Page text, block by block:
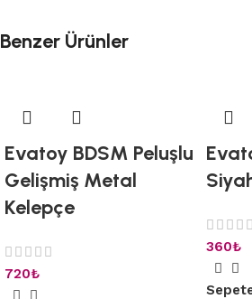
Benzer Ürünler
Evatoy BDSM Peluşlu
Gelişmiş Metal
Kelepçe
720₺
360₺